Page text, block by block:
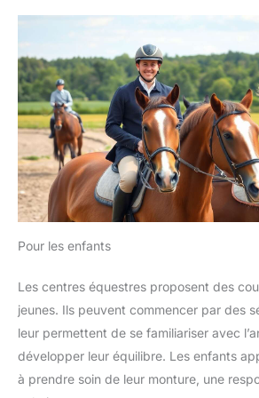
Pour les enfants
Les centres équestres proposent des
jeunes. Ils peuvent commencer par des
leur permettent de se familiariser avec
développer leur équilibre. Les enfants
à prendre soin de leur monture, une